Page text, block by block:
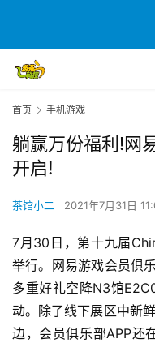
首页 手机游戏
躺赢万份福利!网
开启!
茶馆小二 2021年7月31日
7月30日，第十九届
举行。网易游戏会员俱
多重好礼空降N3馆
动。除了线下展区中新
边，会员俱乐部APP还